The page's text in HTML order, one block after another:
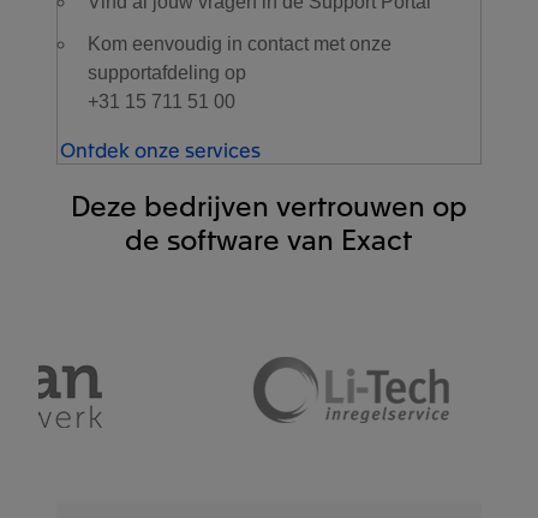
Kom eenvoudig in contact met onze
supportafdeling op
+31 15 711 51 00
Ontdek onze services
Deze bedrijven vertrouwen op
de software van Exact